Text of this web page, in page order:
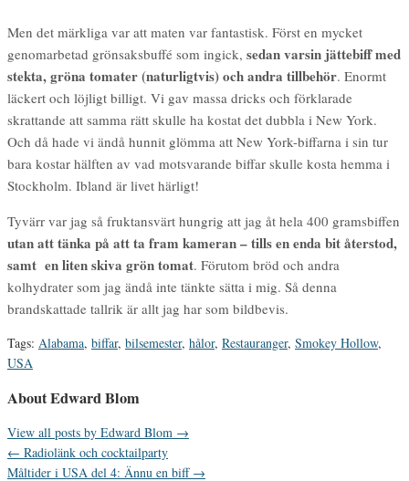
Men det märkliga var att maten var fantastisk. Först en mycket
genomarbetad grönsaksbuffé som ingick, sedan varsin jättebiff med
stekta, gröna tomater (naturligtvis) och andra tillbehör. Enormt
läckert och löjligt billigt. Vi gav massa dricks och förklarade
skrattande att samma rätt skulle ha kostat det dubbla i New York.
Och då hade vi ändå hunnit glömma att New York-biffarna i sin tur
bara kostar hälften av vad motsvarande biffar skulle kosta hemma i
Stockholm. Ibland är livet härligt!
Tyvärr var jag så fruktansvärt hungrig att jag åt hela 400 gramsbiffen
utan att tänka på att ta fram kameran – tills en enda bit återstod,
samt en liten skiva grön tomat. Förutom bröd och andra
kolhydrater som jag ändå inte tänkte sätta i mig. Så denna
brandskattade tallrik är allt jag har som bildbevis.
Tags: Alabama, biffar, bilsemester, hålor, Restauranger, Smokey Hollow,
USA
About Edward Blom
View all posts by Edward Blom →
← Radiolänk och cocktailparty
Måltider i USA del 4: Ännu en biff →